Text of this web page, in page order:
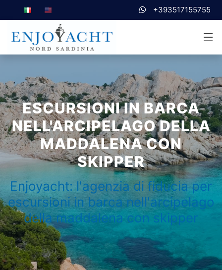
+393517155755
ESCURSIONI IN BARCA
NELL'ARCIPELAGO DELLA
MADDALENA CON
SKIPPER
Enjoyacht: l'agenzia di fiducia per
escursioni in barca nell'arcipelago
della maddalena con skipper